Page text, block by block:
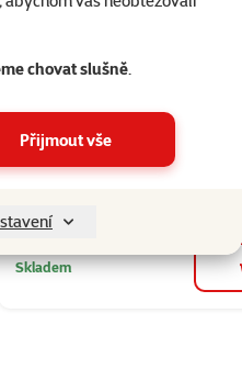
chovat slušně.
Přijmout vše
Hodnocení
značka
Skladem